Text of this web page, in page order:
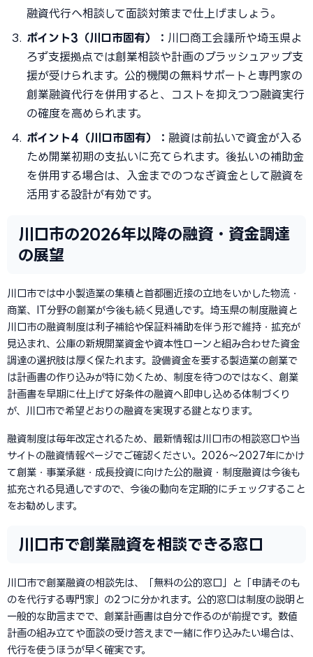
融資代行へ相談して面談対策まで仕上げましょう。
ポイント3（川口市固有）： 川口商工会議所や埼玉県よ
ろず支援拠点では創業相談や計画のブラッシュアップ支
援が受けられます。公的機関の無料サポートと専門家の
創業融資代行を併用すると、コストを抑えつつ融資実行
の確度を高められます。
ポイント4（川口市固有）： 融資は前払いで資金が入る
ため開業初期の支払いに充てられます。後払いの補助金
を併用する場合は、入金までのつなぎ資金として融資を
活用する設計が有効です。
川口市の2026年以降の融資・資金調達
の展望
川口市では中小製造業の集積と首都圏近接の立地をいかした物流・
商業、IT分野の創業が今後も続く見通しです。埼玉県の制度融資と
川口市の融資制度は利子補給や保証料補助を伴う形で維持・拡充が
見込まれ、公庫の新規開業資金や資本性ローンと組み合わせた資金
調達の選択肢は厚く保たれます。設備資金を要する製造業の創業で
は計画書の作り込みが特に効くため、制度を待つのではなく、創業
計画書を早期に仕上げて好条件の融資へ即申し込める体制づくり
が、川口市で希望どおりの融資を実現する鍵となります。
融資制度は毎年改定されるため、最新情報は川口市の相談窓口や当
サイトの融資情報ページでご確認ください。2026〜2027年にかけ
て創業・事業承継・成長投資に向けた公的融資・制度融資は今後も
拡充される見通しですので、今後の動向を定期的にチェックすること
をお勧めします。
川口市で創業融資を相談できる窓口
川口市で創業融資の相談先は、「無料の公的窓口」と「申請そのも
のを代行する専門家」の2つに分かれます。公的窓口は制度の説明と
一般的な助言までで、創業計画書は自分で作るのが前提です。数値
計画の組み立てや面談の受け答えまで一緒に作り込みたい場合は、
代行を使うほうが早く確実です。